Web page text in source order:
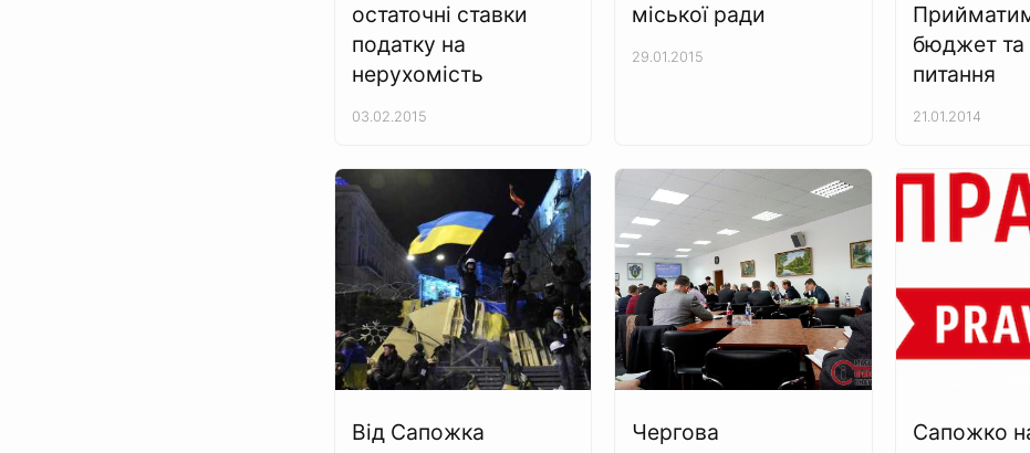
остаточні ставки
податку на
нерухомість
03.02.2015
міської ради
29.01.2015
бюджет
питання
21.01.2014
Від Сапожка
Чергова
Сапожко